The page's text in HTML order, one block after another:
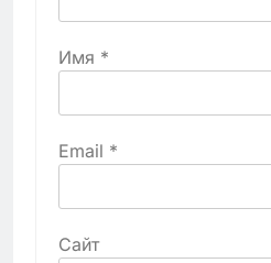
Имя *
Email *
Сайт